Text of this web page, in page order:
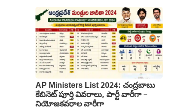
AP Ministers List 2024: చంద్రబాబు
కేబినెట్ పూర్తి వివరాలు, పార్టీ వారీగా –
నియోజకవర్గాల వారీగా